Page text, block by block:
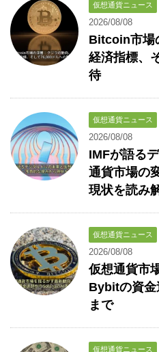
仮想通貨ニュース
2026/08/08
Bitcoin市場
経済指標、
待
仮想通貨ニュース
2026/08/08
IMFが語る
通貨市場の
現状を読み
仮想通貨ニュース
2026/08/08
仮想通貨市
Bybitの資金
まで
仮想通貨ニュース